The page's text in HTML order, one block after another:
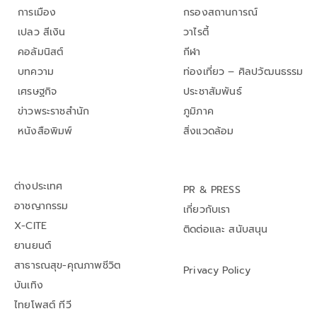
การเมือง
เปลว สีเงิน
คอลัมนิสต์
บทความ
เศรษฐกิจ
ข่าวพระราชสำนัก
หนังสือพิมพ์
กรองสถานการณ์
วาไรตี้
กีฬา
ท่องเที่ยว – ศิลปวัฒนธรรม
ประชาสัมพันธ์
ภูมิภาค
สิ่งแวดล้อม
ต่างประเทศ
อาชญากรรม
X-CITE
ยานยนต์
สาธารณสุข-คุณภาพชีวิต
บันเทิง
ไทยโพสต์ ทีวี
PR & PRESS
เกี่ยวกับเรา
ติดต่อและ สนับสนุน
Privacy Policy